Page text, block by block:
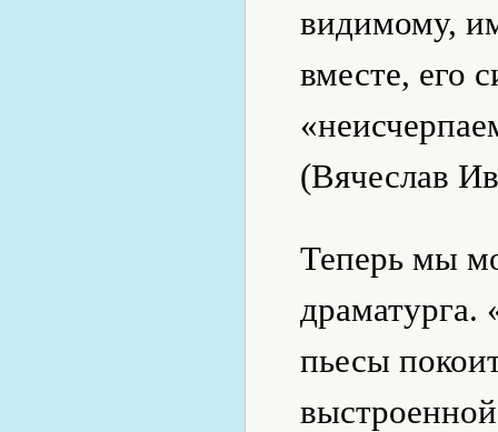
видимому,
вместе, его
(Вячеслав
Теперь мы
драматурга.
пьесы